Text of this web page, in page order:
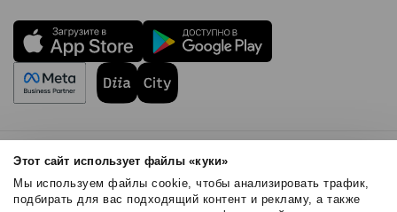
Этот сайт использует файлы «куки»
Мы используем файлы cookie, чтобы анализировать трафик,
подбирать для вас подходящий контент и рекламу, а также
Правила использования
Безопасность SendPulse
Политика конфиденциальности